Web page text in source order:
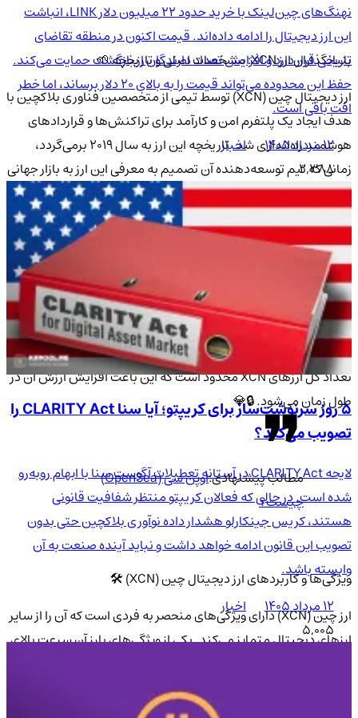
بنیانگذاران ارز XCN: مشخصات اصلی و تاریخچه 🌱
ارز دیجیتال چین (XCN) توسط تیمی از متخصصین فناوری بلاکچین با
هدف ایجاد یک پلتفرم امن و کارآمد برای تراکنش‌ها و قراردادهای
هوشمند راه‌اندازی شد. تاریخچه این ارز به سال 2019 برمی‌گردد،
زمانی که تیم توسعه‌دهنده آن تصمیم به معرفی این ارز به بازار جهانی
گرفتند. دلیل ایجاد این ارز، رفع مشکلات موجود در سرعت و
هزینه‌های بالای تراکنش‌ها در بلاکچین‌های دیگر بوده است. 🚀
در مورد اینکه آیا این ارز
؟ باید گفت که ارز
چین (XCN) در دسته آلت کوین‌ها قرار دارد زیرا بر اساس بلاکچین‌های
معتبر و سیستم‌های اثبات شده ساخته شده است. در رابطه با
استخراج این ارز، باید گفت که امکان استخراج آن به دلیل استفاده از
الگوریتم‌های مخصوص و تکنولوژی بلاکچین، وجود دارد. همچنین
تعداد کل ارزهای XCN محدود است که این باعث افزایش ارزش آن در
طول زمان می‌شود. 🔒💎
مطالب پیشنهادی:
اوپن سی (OpenSea)
چیست؟
ویژگی‌ها و کاربردهای ارز دیجیتال چین (XCN) 🛠️
ارز چین (XCN) دارای ویژگی‌های منحصر به فردی است که آن را از سایر
ارزهای دیجیتال متمایز می‌کند. یکی از ویژگی‌های بارز آن سرعت بالای
الگوریتم‌های پیشرفته بلاکچین، امکان انجام تراکنش‌ها را به طور
ایمن و سریع فراهم می‌کند. 🌟
نهنگ‌های چین‌لینک با خرید حدود ۲۲ میلیون دلار LINK، انباشت
این ارز دیجیتال را ادامه داده‌اند. قیمت اکنون در منطقه تقاضای
تاریخی قرار دارد و افزایش تعداد دارندگان از بازگشت حمایت می‌کند.
حفظ این محدوده می‌تواند قیمت را به بالای ۲۰ دلار برساند، اما خطر
افت باقی است.
۱۲ مرداد ۱۴۰۵
اخبار
2,388
۵ روز سرنوشت‌ساز برای کریپتو؛ آیا سنا CLARITY Act را
تصویب می‌کند؟
لایحه CLARITY Act در آستانه تعطیلات آگوست سنا با ابهام روبه‌رو
شده است. در حالی که فعالان کریپتو منتظر شفافیت قانونی
هستند، کریس جینکارلو هشدار داده نوآوری بلاکچین حتی بدون
تصویب این قانون ادامه خواهد داشت و نباید آینده صنعت به آن
وابسته باشد.
۱۲ مرداد ۱۴۰۵
اخبار
5,005